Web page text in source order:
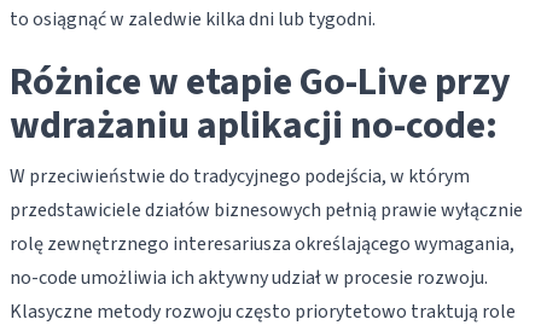
to osiągnąć w zaledwie kilka dni lub tygodni.
Różnice w etapie Go-Live przy
wdrażaniu aplikacji no-code:
W przeciwieństwie do tradycyjnego podejścia, w którym
przedstawiciele działów biznesowych pełnią prawie wyłącznie
rolę zewnętrznego interesariusza określającego wymagania,
no-code umożliwia ich aktywny udział w procesie rozwoju.
Klasyczne metody rozwoju często priorytetowo traktują role